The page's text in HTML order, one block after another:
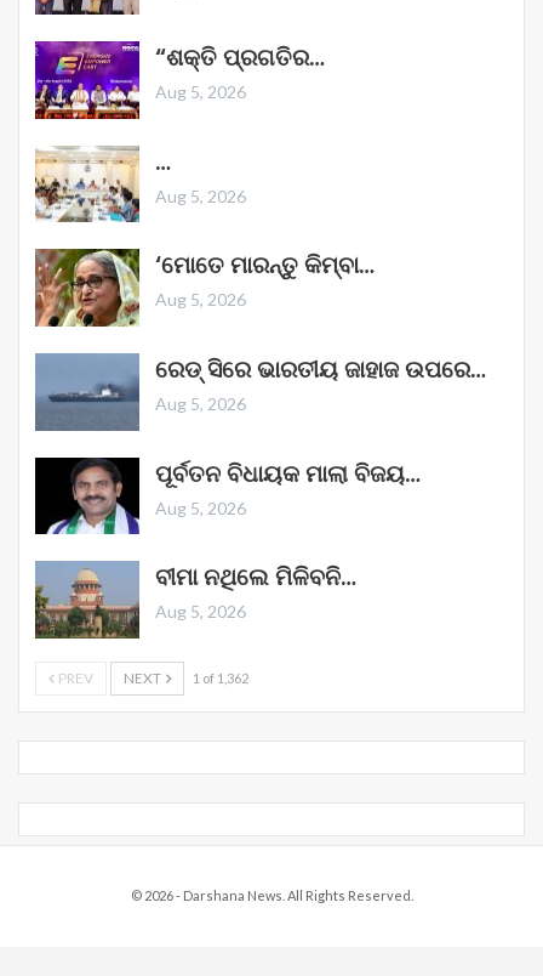
“ଶକ୍ତି ପ୍ରଗତିର…
Aug 5, 2026
…
Aug 5, 2026
‘ମୋତେ ମାରନ୍ତୁ କିମ୍ବା…
Aug 5, 2026
ରେଡ୍ ସିରେ ଭାରତୀୟ ଜାହାଜ ଉପରେ…
Aug 5, 2026
ପୂର୍ବତନ ବିଧାୟକ ମାଲା ବିଜୟ…
Aug 5, 2026
ବୀମା ନଥିଲେ ମିଳିବନି…
Aug 5, 2026
PREV NEXT 1 of 1,362
© 2026 - Darshana News. All Rights Reserved.